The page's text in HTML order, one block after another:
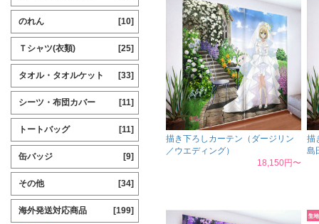
描き下ろしカーテン（ダージリン
／ウエディング）
18,150円〜
描
島
のれん [10]
Ｔシャツ(衣類) [25]
タオル・タオルケット [33]
シーツ・布団カバー [11]
トートバッグ [11]
缶バッジ [9]
その他 [34]
海外発送対応商品 [199]